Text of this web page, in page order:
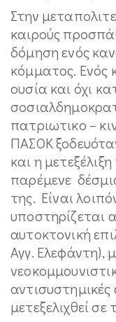
Στην
καιρούς
δόμηση ενός
κόμματος. Ενός
ουσία και όχι
πατριωτικο –
ΠΑΣΟΚ
και η
παρέμενε
της. Είναι
υποστηρίζεται
αυτοκτονική
Αγγ. Ελεφάντη),
μετεξελιχθεί σε